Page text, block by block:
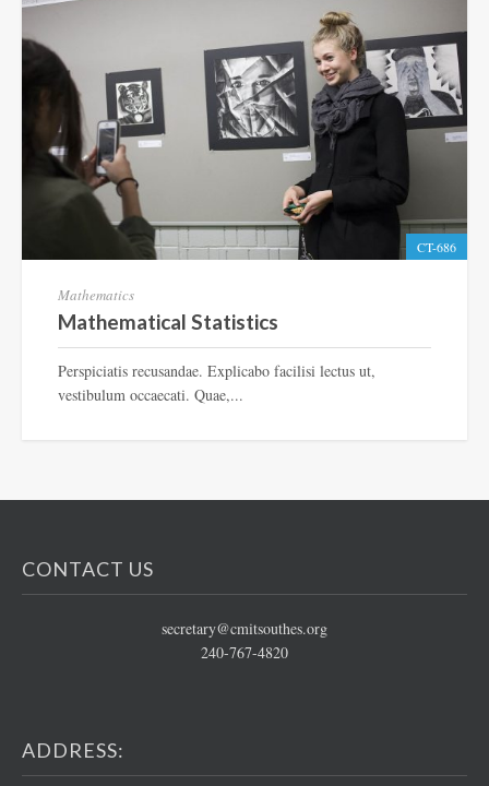
CT-686
Mathematics
Mathematical Statistics
Perspiciatis recusandae. Explicabo facilisi lectus ut,
vestibulum occaecati. Quae,...
CONTACT US
secretary@cmitsouthes.org
240-767-4820
ADDRESS: